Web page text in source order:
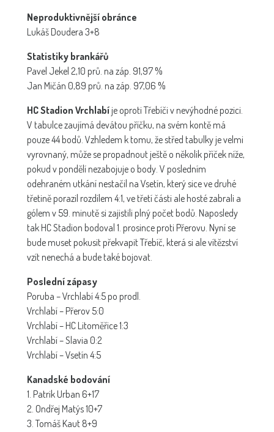
Neproduktivnější obránce
Lukáš Doudera 3+8
Statistiky brankářů
Pavel Jekel 2,10 prů. na záp. 91,97 %
Jan Mičán 0,89 prů. na záp. 97,06 %
HC Stadion Vrchlabí je oproti Třebíči v nevýhodné pozici.
V tabulce zaujímá devátou příčku, na svém kontě má
pouze 44 bodů. Vzhledem k tomu, že střed tabulky je velmi
vyrovnaný, může se propadnout ještě o několik příček níže,
pokud v pondělí nezabojuje o body. V posledním
odehraném utkání nestačil na Vsetín, který sice ve druhé
třetině porazil rozdílem 4:1, ve třetí části ale hosté zabrali a
gólem v 59. minutě si zajistili plný počet bodů. Naposledy
tak HC Stadion bodoval 1. prosince proti Přerovu. Nyní se
bude muset pokusit překvapit Třebíč, která si ale vítězství
vzít nenechá a bude také bojovat.
Poslední zápasy
Poruba – Vrchlabí 4:5 po prodl.
Vrchlabí – Přerov 5:0
Vrchlabí – HC Litoměřice 1:3
Vrchlabí – Slavia 0:2
Vrchlabí – Vsetín 4:5
Kanadské bodování
1. Patrik Urban 6+17
2. Ondřej Matýs 10+7
3. Tomáš Kaut 8+9